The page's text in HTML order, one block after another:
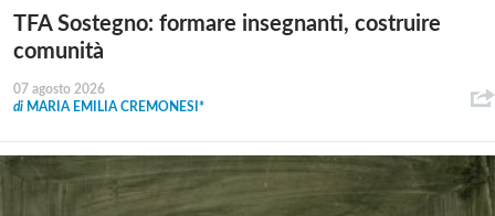
TFA Sostegno: formare insegnanti, costruire
comunità
07 agosto 2026
di MARIA EMILIA CREMONESI*